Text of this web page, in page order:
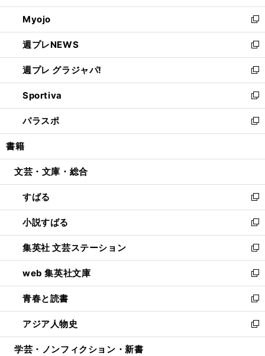
開
く
ウ
で
開
く
ン
ド
ウ
で
開
く
ウ
ィ
ン
ド
ウ
で
開
く
Myojo
新
し
い
ウ
ィ
ン
ド
ウ
で
開
週プレNEWS
新
し
い
ウ
ィ
ン
ド
ウ
開
週プレ グラジャパ!
新
し
い
ウ
ィ
ン
ウ
開
く
Sportiva
新
し
い
ウ
ン
ウ
で
開
く
パラスポ
新
し
ウ
ン
ド
ウ
で
開
く
書籍
文芸・文庫・総合
すばる
新
し
い
ウ
ィ
ン
ド
ウ
で
開
く
小説すばる
新
し
い
ウ
ィ
ン
ド
ウ
で
開
集英社 文芸ステーション
新
し
い
ウ
ィ
ン
ド
ウ
web 集英社文庫
新
し
い
ウ
ィ
ン
青春と読書
新
し
い
ウ
アジア人物史
新
し
学芸・ノンフィクション・新書